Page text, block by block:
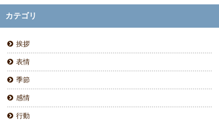
カテゴリ
挨拶
表情
季節
感情
行動